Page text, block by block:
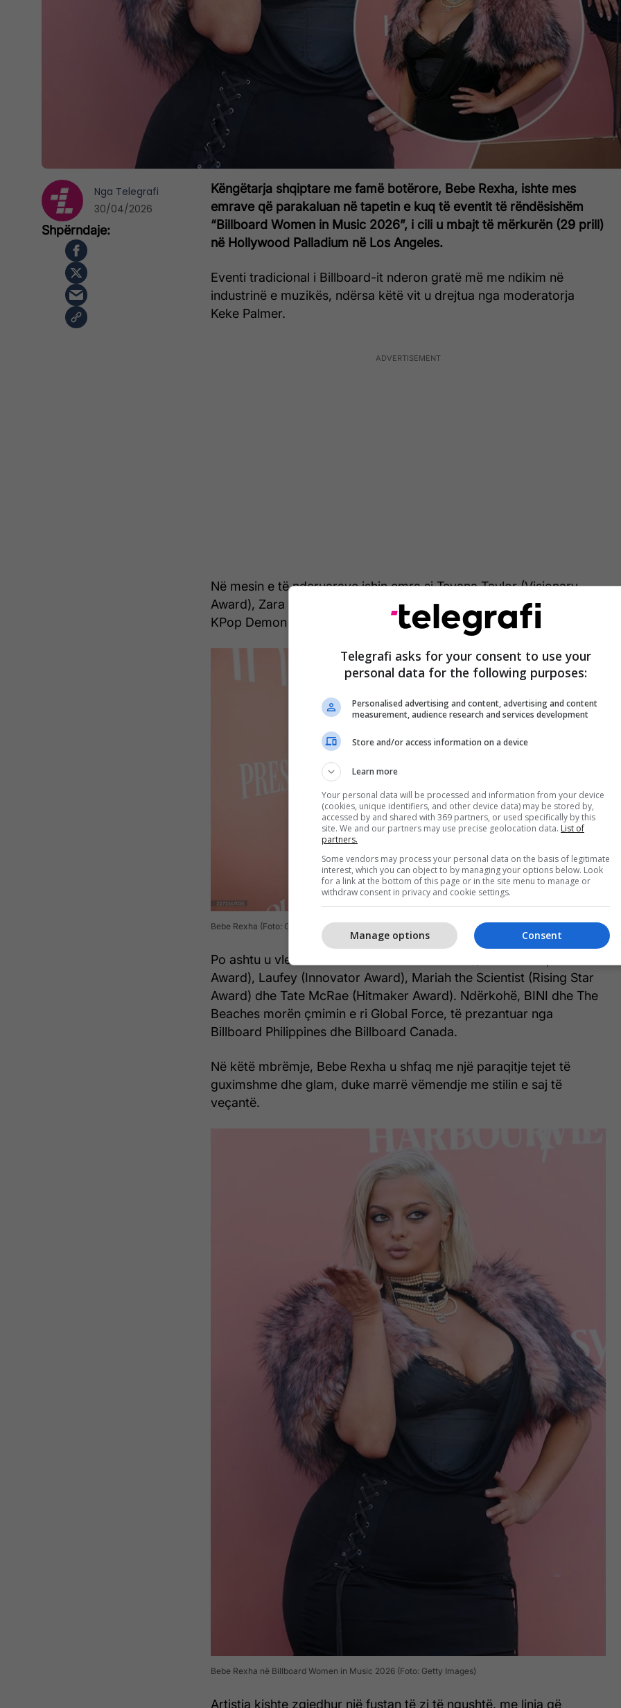
Këngëtarja shqiptare me famë botërore, Bebe Rexha, ishte mes
emrave që parakaluan në tapetin e kuq të eventit të rëndësishëm
“Billboard Women in Music 2026”, i cili u mbajt të mërkurën (29 prill)
në Hollywood Palladium në Los Angeles.
Eventi tradicional i Billboard-it nderon gratë më me ndikim në
industrinë e muzikës, ndërsa këtë vit u drejtua nga moderatorja
Keke Palmer.
Në mesin e të nderuarave ishin emra si Teyana Taylor (Visionary
Award), Zara Larsson (Breakthrough Award), si dhe zërat e projektit
KPop Demon Hunters’ HUNTR/X (Women of the Year Award).
Bebe Rexha (Foto: Getty Images)
Po ashtu u vlerësuan edhe Thalia (Icon Award), Kehlani (Impact
Award), Laufey (Innovator Award), Mariah the Scientist (Rising Star
Award) dhe Tate McRae (Hitmaker Award). Ndërkohë, BINI dhe The
Beaches morën çmimin e ri Global Force, të prezantuar nga
Billboard Philippines dhe Billboard Canada.
Në këtë mbrëmje, Bebe Rexha u shfaq me një paraqitje tejet të
guximshme dhe glam, duke marrë vëmendje me stilin e saj të
veçantë.
Bebe Rexha në Billboard Women in Music 2026 (Foto: Getty Images)
Artistja kishte zgjedhur një fustan të zi të ngushtë, me linja që
Nga Telegrafi
30/04/2026
Telegrafi asks for your consent to use your
personal data for the following purposes:
Personalised advertising and content, advertising and content
measurement, audience research and services development
Store and/or access information on a device
Learn more
Your personal data will be processed and information from your device
(cookies, unique identifiers, and other device data) may be stored by,
accessed by and shared with 369 partners, or used specifically by this
site. We and our partners may use precise geolocation data. List of
partners.
Some vendors may process your personal data on the basis of legitimate
interest, which you can object to by managing your options below. Look
for a link at the bottom of this page or in the site menu to manage or
withdraw consent in privacy and cookie settings.
Consent
Manage options